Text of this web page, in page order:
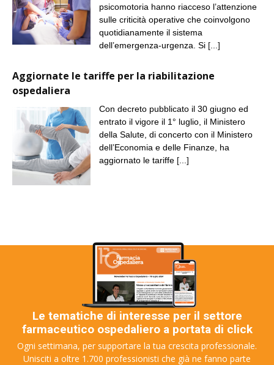
psicomotoria hanno riacceso l’attenzione
sulle criticità operative che coinvolgono
quotidianamente il sistema
dell’emergenza-urgenza. Si [...]
Aggiornate le tariffe per la riabilitazione
ospedaliera
Con decreto pubblicato il 30 giugno ed
entrato il vigore il 1° luglio, il Ministero
della Salute, di concerto con il Ministero
dell’Economia e delle Finanze, ha
aggiornato le tariffe [...]
Le tematiche di interesse per il settore
farmaceutico ospedaliero a portata di click
Ogni settimana, per supportare la tua crescita professionale.
Unisciti a oltre 1.700 professionisti che già ne fanno parte